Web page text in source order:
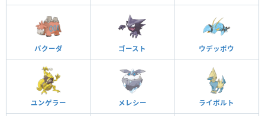
バクーダ ゴースト ウデッポウ
ユンゲラー メレシー ライボルト